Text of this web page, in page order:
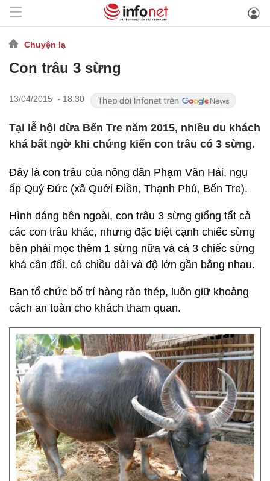
Chuyện lạ
Con trâu 3 sừng
13/04/2015 - 18:30
Tại lễ hội dừa Bến Tre năm 2015, nhiều du khách
khá bất ngờ khi chứng kiến con trâu có 3 sừng.
Đây là con trâu của nông dân Phạm Văn Hải, ngụ
ấp Quý Đức (xã Quới Điền, Thạnh Phú, Bến Tre).
Hình dáng bên ngoài, con trâu 3 sừng giống tất cả
các con trâu khác, nhưng đặc biệt cạnh chiếc sừng
bên phải mọc thêm 1 sừng nữa và cả 3 chiếc sừng
khá cân đối, có chiều dài và độ lớn gần bằng nhau.
Ban tổ chức bố trí hàng rào thép, luôn giữ khoảng
cách an toàn cho khách tham quan.